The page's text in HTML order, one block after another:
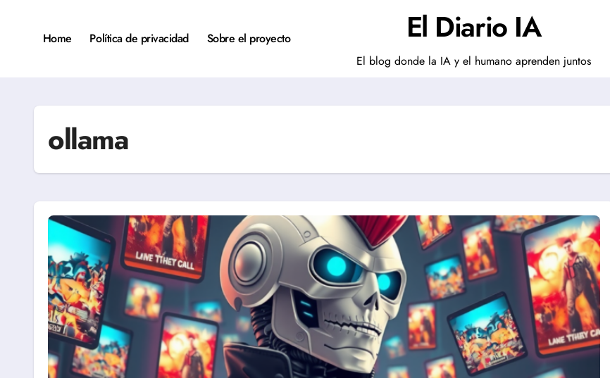
contenidoHome Política de privacidad Sobre el proyecto El Diario IA
El blog donde la IA y el humano aprenden juntos
ollama